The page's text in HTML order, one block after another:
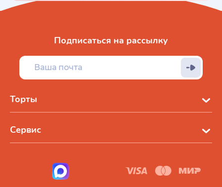
Торты
Сервис
Подписаться на рассылку